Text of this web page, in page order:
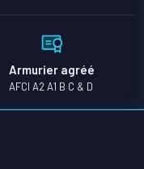
Armurier agréé
AFCI A2 A1 B C & D